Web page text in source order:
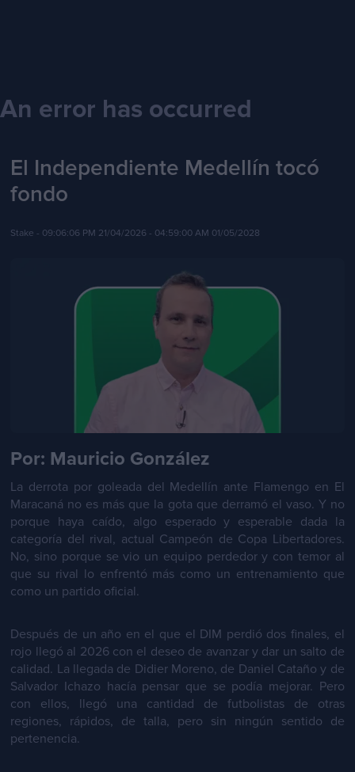
An error has occurred
El Independiente Medellín tocó
fondo
Stake - 09:06:06 PM 21/04/2026 - 04:59:00 AM 01/05/2028
Por: Mauricio González
La derrota por goleada del Medellín ante Flamengo en El
Maracaná no es más que la gota que derramó el vaso. Y no
porque haya caído, algo esperado y esperable dada la
categoría del rival, actual Campeón de Copa Libertadores.
No, sino porque se vio un equipo perdedor y con temor al
que su rival lo enfrentó más como un entrenamiento que
como un partido oficial.
Después de un año en el que el DIM perdió dos finales, el
rojo llegó al 2026 con el deseo de avanzar y dar un salto de
calidad. La llegada de Didier Moreno, de Daniel Cataño y de
Salvador Ichazo hacía pensar que se podía mejorar. Pero
con ellos, llegó una cantidad de futbolistas de otras
regiones, rápidos, de talla, pero sin ningún sentido de
pertenencia.